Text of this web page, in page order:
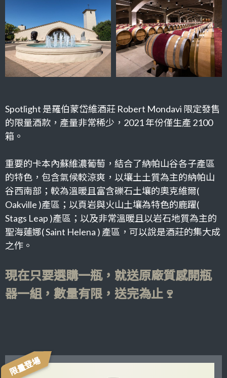
Spotlight 是羅伯蒙岱維酒莊 Robert Mondavi 限定發售
的限量酒款，產量非常稀少，2021 年份僅生產 2100
箱。
重要的卡本內蘇維濃葡萄，結合了納帕山谷各子產區
的特色，包含氣候較涼爽，以壤土土質為主的納帕山
谷西南部；較為溫暖且富含礫石土壤的奧克維爾(
Oakville )產區；以頁岩與火山土壤為特色的鹿躍(
Stags Leap )產區；以及非常溫暖且以岩石地質為主的
聖海蓮娜( Saint Helena ) 產區，可以說是酒莊的集大成
之作。
現在只要選購一瓶，就送原廠質感開瓶
器一組，數量有限，送完為止🍷
限量登場